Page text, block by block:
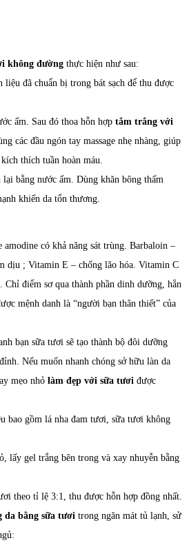
không đường thực hiện như sau:
liệu đã chuẩn bị trong bát sạch để thu được
ấm. Sau đó thoa hỗn hợp tắm trắng với
các đầu ngón tay massage nhẹ nhàng, giúp
thích tuần hoàn máu.
bằng nước ấm. Dùng khăn bông thấm
khiến da tổn thương.
amodine có khả năng sát trùng. Barbaloin –
dịu ; Vitamin E – chống lão hóa. Vitamin C
điểm sơ qua thành phần dinh dưỡng, hẳn
mệnh danh là “người bạn thân thiết” của
bạn sữa tươi sẽ tạo thành bộ đôi dưỡng
Nếu muốn nhanh chóng sở hữu làn da
mẹo nhỏ làm đẹp với sữa tươi được
bao gồm lá nha đam tươi, sữa tươi không
lấy gel trắng bên trong và xay nhuyễn bằng
theo tỉ lệ 3:1, thu được hỗn hợp đồng nhất.
da bằng sữa tươi trong ngăn mát tủ lạnh, sử